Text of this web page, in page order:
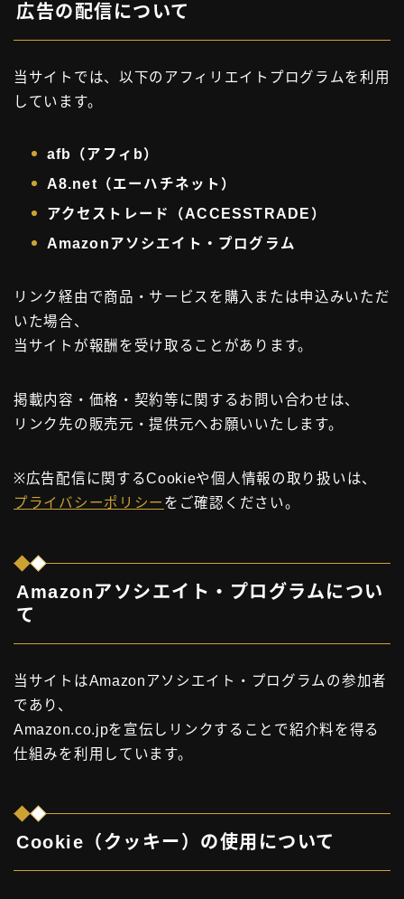
広告の配信について
当サイトでは、以下のアフィリエイトプログラムを利用
しています。
afb（アフィb）
A8.net（エーハチネット）
アクセストレード（ACCESSTRADE）
Amazonアソシエイト・プログラム
リンク経由で商品・サービスを購入または申込みいただ
いた場合、
当サイトが報酬を受け取ることがあります。
掲載内容・価格・契約等に関するお問い合わせは、
リンク先の販売元・提供元へお願いいたします。
※広告配信に関するCookieや個人情報の取り扱いは、
プライバシーポリシー をご確認ください。
Amazonアソシエイト・プログラムについ
て
当サイトはAmazonアソシエイト・プログラムの参加者
であり、
Amazon.co.jpを宣伝しリンクすることで紹介料を得る
仕組みを利用しています。
Cookie（クッキー）の使用について